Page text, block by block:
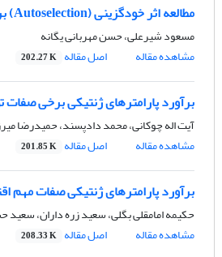
مطالعه اثر خودگزینی (Autoselection) بر وراثت‌پذیری و پاسخ به انتخاب در صفات تولید‌مثلی
مسعود شیرعلی، حسن مهربانی یگانه
مشاهده مقاله
اصل مقاله 202.27 K
برآورد پارامترهای ژنتیکی برخی صفات
آیت اله چوکانی، محمد دادپسند، حمیدرضا
مشاهده مقاله
اصل مقاله 201.85 K
برآورد پارامترهای ژنتیکی صفات مهم
حکیمه امامقلی بگلی، سعید زره داران،
مشاهده مقاله
اصل مقاله 208.33 K